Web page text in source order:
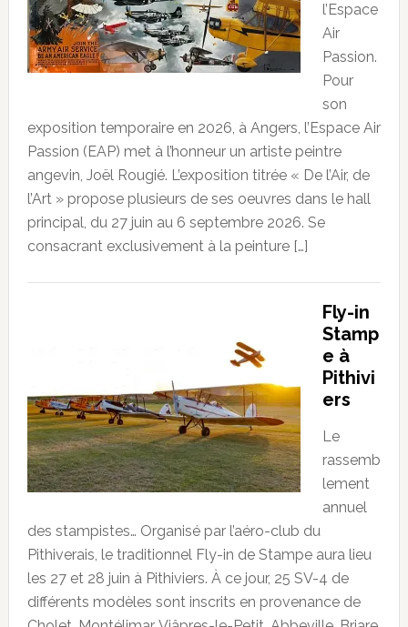
l’Espace
Air
Passion.
Pour
son
exposition temporaire en 2026, à Angers, l’Espace Air
Passion (EAP) met à l’honneur un artiste peintre
angevin, Joël Rougié. L’exposition titrée « De l’Air, de
l’Art » propose plusieurs de ses oeuvres dans le hall
principal, du 27 juin au 6 septembre 2026. Se
consacrant exclusivement à la peinture […]
Fly-in
Stamp
e à
Pithivi
ers
Le
rassemb
lement
annuel
des stampistes… Organisé par l’aéro-club du
Pithiverais, le traditionnel Fly-in de Stampe aura lieu
les 27 et 28 juin à Pithiviers. À ce jour, 25 SV-4 de
différents modèles sont inscrits en provenance de